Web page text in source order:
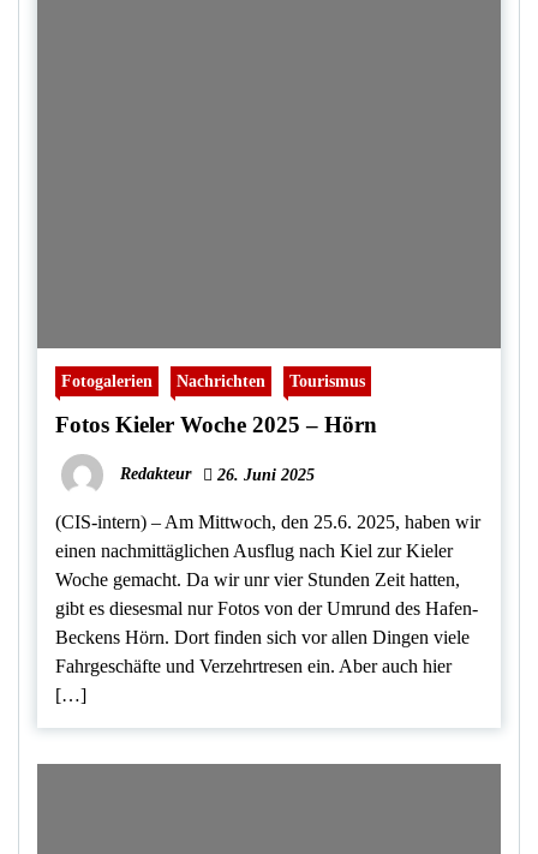
Fotogalerien Nachrichten Tourismus
Fotos Kieler Woche 2025 – Hörn
Redakteur 26. Juni 2025
(CIS-intern) – Am Mittwoch, den 25.6. 2025, haben wir
einen nachmittäglichen Ausflug nach Kiel zur Kieler
Woche gemacht. Da wir unr vier Stunden Zeit hatten,
gibt es diesesmal nur Fotos von der Umrund des Hafen-
Beckens Hörn. Dort finden sich vor allen Dingen viele
Fahrgeschäfte und Verzehrtresen ein. Aber auch hier
[…]